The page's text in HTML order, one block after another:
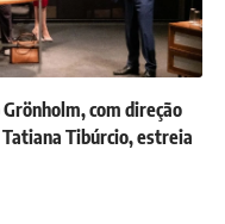
com direção
Tibúrcio, estreia